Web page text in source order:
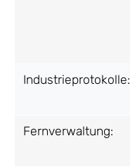
Industrieprotokolle:
Fernverwaltung: